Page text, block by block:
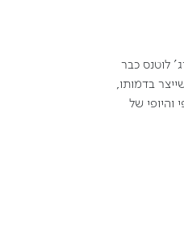
לוטנס כבר
שייצר בדמותו,
והיופי של